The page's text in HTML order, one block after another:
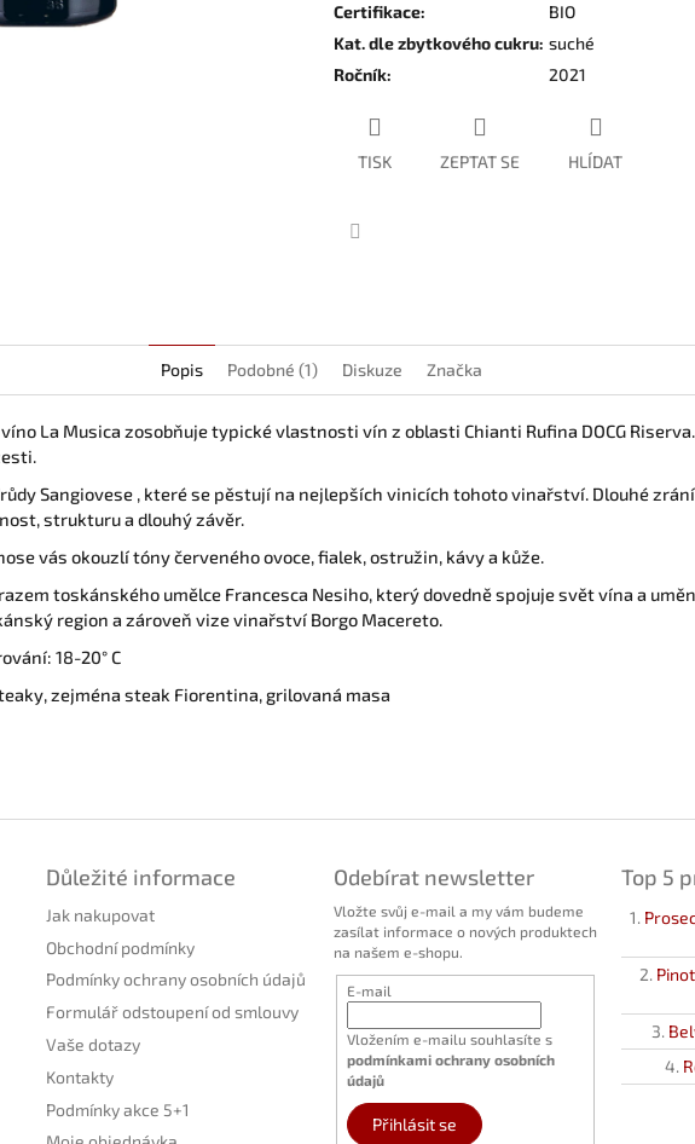
Certifikace:
BIO
Kat. dle zbytkového cukru: suché
Ročník: 2021
TISK ZEPTAT SE HLÍDAT
Popis Podobné (1) Diskuze Značka
La Musica zosobňuje typické vlastnosti vín z oblasti Chianti Rufina DOCG
Sangiovese , které se pěstují na nejlepších vinicích tohoto vinařství. Dlouhé
strukturu a dlouhý závěr.
vás okouzlí tóny červeného ovoce, fialek, ostružin, kávy a kůže.
toskánského umělce Francesca Nesiho, který dovedně spojuje svět vína a
region a zároveň vize vinařství Borgo Macereto.
18-20° C
zejména steak Fiorentina, grilovaná masa
Důležité informace
Jak nakupovat
Obchodní podmínky
Podmínky ochrany osobních údajů
Formulář odstoupení od smlouvy
Vaše dotazy
Kontakty
Podmínky akce 5+1
Odebírat newsletter
Vložte svůj e-mail a my vám budeme
zasílat informace o nových produktech
na našem e-shopu.
E-mail
Vložením e-mailu souhlasíte s
podmínkami ochrany osobních
údajů
Přihlásit se
Top 5